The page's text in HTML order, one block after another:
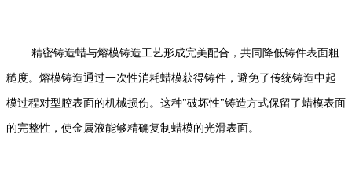
精密铸造蜡与熔模铸造工艺形成完美配合，共同降低铸件表面粗
糙度。熔模铸造通过一次性消耗蜡模获得铸件，避免了传统铸造中起
模过程对型腔表面的机械损伤。这种"破坏性"铸造方式保留了蜡模表面
的完整性，使金属液能够精确复制蜡模的光滑表面。